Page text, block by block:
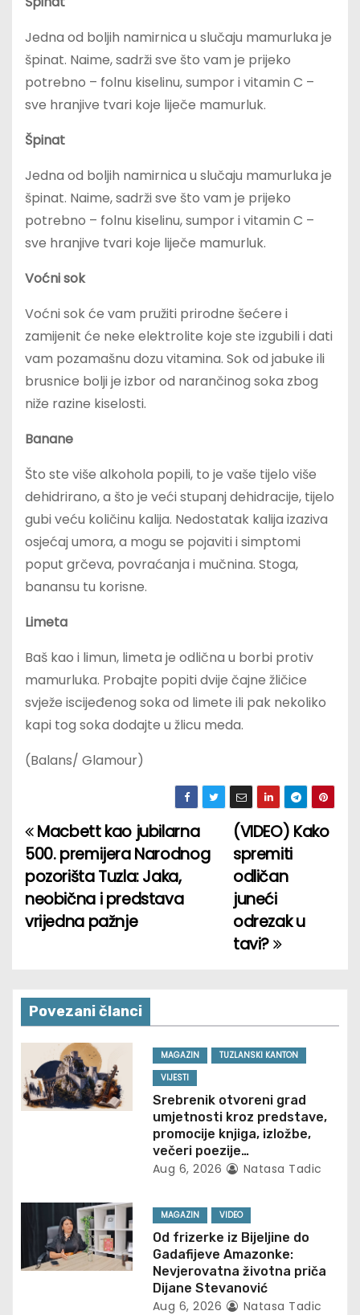
Jedna od boljih namirnica u slučaju mamurluka je
špinat. Naime, sadrži sve što vam je prijeko
potrebno – folnu kiselinu, sumpor i vitamin C –
sve hranjive tvari koje liječe mamurluk.
Špinat
Jedna od boljih namirnica u slučaju mamurluka je
špinat. Naime, sadrži sve što vam je prijeko
potrebno – folnu kiselinu, sumpor i vitamin C –
sve hranjive tvari koje liječe mamurluk.
Voćni sok
Voćni sok će vam pružiti prirodne šećere i
zamijenit će neke elektrolite koje ste izgubili i dati
vam pozamašnu dozu vitamina. Sok od jabuke ili
brusnice bolji je izbor od narančinog soka zbog
niže razine kiselosti.
Banane
Što ste više alkohola popili, to je vaše tijelo više
dehidrirano, a što je veći stupanj dehidracije, tijelo
gubi veću količinu kalija. Nedostatak kalija izaziva
osjećaj umora, a mogu se pojaviti i simptomi
poput grčeva, povraćanja i mučnina. Stoga,
banansu tu korisne.
Limeta
Baš kao i limun, limeta je odlična u borbi protiv
mamurluka. Probajte popiti dvije čajne žličice
svježe iscijeđenog soka od limete ili pak nekoliko
kapi tog soka dodajte u žlicu meda.
(Balans/ Glamour)
P
o
s
a
v
i
g
i
n
(VIDEO) Kako
spremiti
odličan
juneći
odrezak u
tavi?
Macbett kao jubilarna
500. premijera Narodnog
pozorišta Tuzla: Jaka,
neobična i predstava
vrijedna pažnje
Povezani članci
MAGAZIN
TUZLANSKI KANTON
VIJESTI
Srebrenik otvoreni grad
umjetnosti kroz predstave,
promocije knjiga, izložbe,
večeri poezije…
Aug 6, 2026 Natasa Tadic
MAGAZIN VIDEO
Od frizerke iz Bijeljine do
Gadafijeve Amazonke:
Nevjerovatna životna priča
Dijane Stevanović
Aug 6, 2026 Natasa Tadic